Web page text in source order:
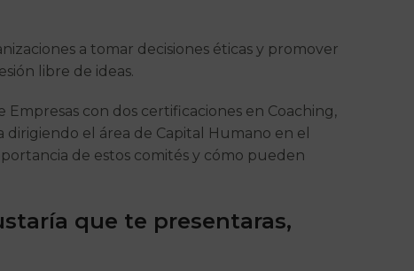
a tomar decisiones éticas y promover
libre de ideas.
Empresas con dos certificaciones en Coaching,
el área de Capital Humano en el
de estos comités y cómo pueden
que te presentaras,